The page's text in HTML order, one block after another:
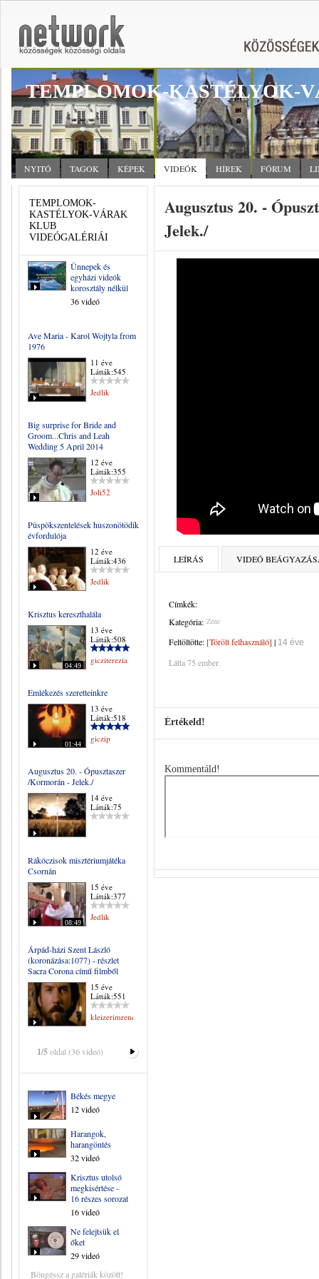
TEMPLOMOK-KASTÉLYOK-
NYITÓ TAGOK KÉPEK VIDEÓK HÍREK FÓRUM
TEMPLOMOK-
KASTÉLYOK-VÁRAK
KLUB
VIDEÓGALÉRIÁI
Ünnepek és
egyházi videók
korosztály nélkül
36 videó
Ave Maria - Karol Wojtyla from
1976
11 éve
Látták:545
Jedlik
Big surprise for Bride and
Groom...Chris and Leah
Wedding 5 April 2014
12 éve
Látták:355
Joli52
Püspökszentelések huszonötödik
évfordulója
12 éve
Látták:436
Jedlik
Krisztus kereszthalála
04:49
13 éve
Látták:508
gicziterezia
Emlékezés szeretteinkre
01:44
13 éve
Látták:518
giczip
Augusztus 20. - Ópusztaszer
/Kormorán - Jelek./
14 éve
Látták:75
Rákóczisok misztériumjátéka
Csornán
08:49
15 éve
Látták:377
Jedlik
Árpád-házi Szent László
(koronázása:1077) - részlet
Sacra Corona című filmből
15 éve
Látták:551
kleizerimrene
1/5oldal (36 videó)
Békés megye
12 videó
Harangok,
harangöntés
32 videó
Krisztus utolsó
megkisértése -
16 részes sorozat
16 videó
Ne felejtsük el
őket
29 videó
Böngéssz a galériák között!
Augusztus 20. -
Jelek./
LEÍRÁS VIDEÓ
Címkék:
Kategória: Zene
Feltöltötte: [Törölt felhasználó] | 14 éve
Látta 75 ember.
Értékeld!
Kommentáld!